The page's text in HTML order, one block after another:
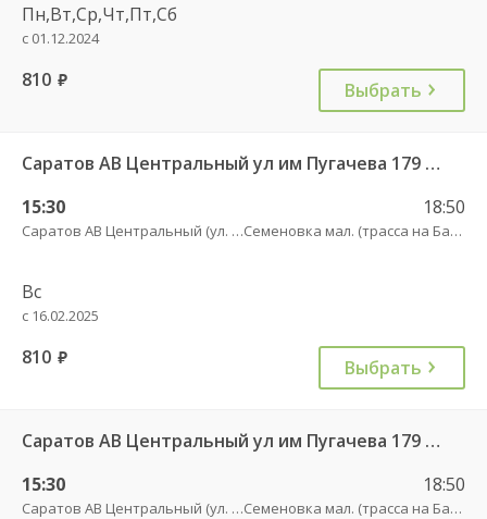
Пн,Вт,Ср,Чт,Пт,Сб
с 01.12.2024
810 руб. Выбрать
Саратов АВ Центральный ул им Пугачева 179 А — Романовка рп (ул Советская 116)
15:30
Саратов АВ Центральный (ул. им. Пугачева, 179 А)
18:50
Семеновка мал. (трасса на Балашов)
Вс
с 16.02.2025
810 руб. Выбрать
Саратов АВ Центральный ул им Пугачева 179 А — Балашов (Привокзальная площадь 7) 603-1
15:30
Саратов АВ Центральный (ул. им. Пугачева, 179 А)
18:50
Семеновка мал. (трасса на Балашов)